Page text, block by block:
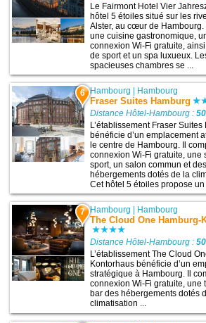
Le Fairmont Hotel Vier
hôtel 5 étoiles situé sur les
Alster, au cœur de Hambourg.
une cuisine gastronomique,
connexion Wi-Fi gratuite,
de sport et un spa luxueux.
spacieuses chambres se ...
6 Hambourg | Hambourg
Fraser Suites Hamburg
Distance Hôtel-Hambourg :
L’établissement Fraser Suites
bénéficie d’un emplacement
le centre de Hambourg. Il
connexion Wi-Fi gratuite, une
sport, un salon commun et des
hébergements dotés de la
Cet hôtel 5 étoiles propose un
7 Hambourg Hambourg
The Cloud One Hamburg-
Distance Hôtel-Hambourg :
L’établissement The Cloud
Kontorhaus bénéficie d’un
stratégique à Hambourg. Il
connexion Wi-Fi gratuite, une
bar des hébergements dotés
climatisation ...